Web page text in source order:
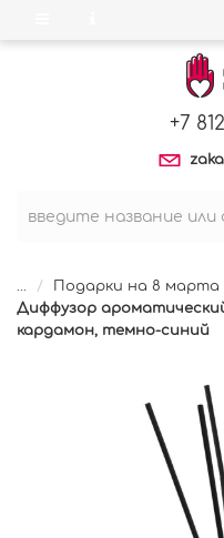
+7 812
...
Подарки на 8 марта
Диффузор
кардамон, темно-синий